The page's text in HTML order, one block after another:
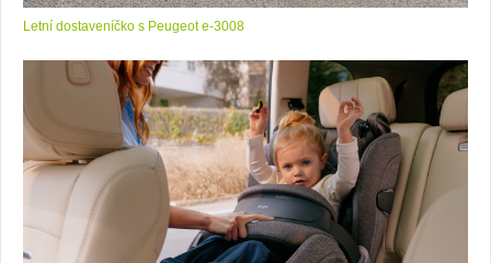
Letní dostaveníčko s Peugeot e-3008